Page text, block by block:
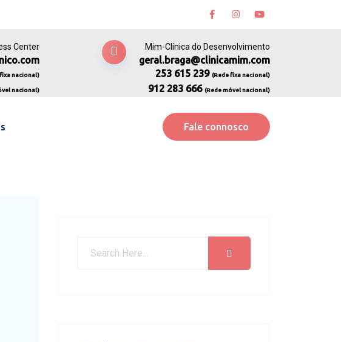
Center
nacional)
nacional)
Mim-Clínica do Desenvolvimento
geral.braga@clinicamim.com
253 615 239 (Rede fixa nacional)
912 283 666 (Rede móvel nacional)
Fale connosco